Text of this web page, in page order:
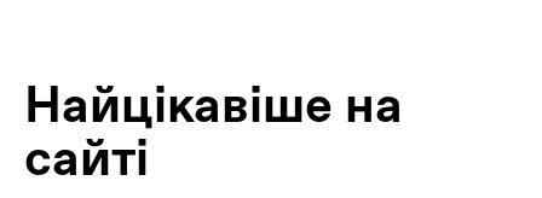
Найцiкавiше на
сайтi